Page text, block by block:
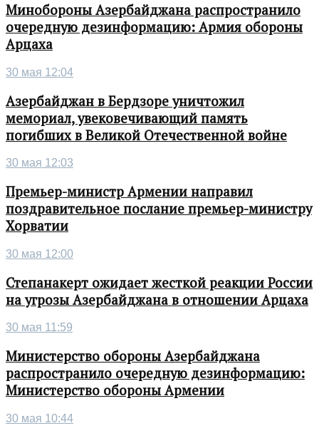
Минобороны Азербайджана распространило
очередную дезинформацию: Армия обороны
Арцаха
30 мая 12:04
Азербайджан в Бердзоре уничтожил
мемориал, увековечивающий память
погибших в Великой Отечественной войне
30 мая 12:03
Премьер-министр Армении направил
поздравительное послание премьер-министру
Хорватии
30 мая 12:00
Степанакерт ожидает жесткой реакции России
на угрозы Азербайджана в отношении Арцаха
30 мая 11:59
Министерство обороны Азербайджана
распространило очередную дезинформацию:
Министерство обороны Армении
30 мая 10:44